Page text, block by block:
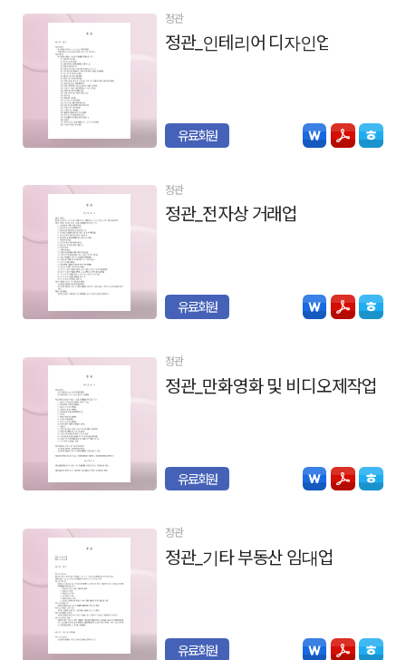
정관
정관_인테리어 디자인업
유료회원
정관
정관_전자상 거래업
유료회원
정관
정관_만화영화 및 비디오제작업
유료회원
정관
정관_기타 부동산 임대업
유료회원